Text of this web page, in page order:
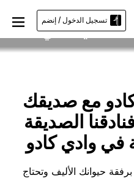
تسجيل الدخول / إنضم
الأليفة في
مع صديقك
الصديقة
في وادي كادو
عندما تسافر إلى Caddo Valley برفقة حيوانك الأليف وتحتاج